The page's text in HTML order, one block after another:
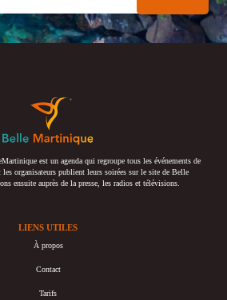
est un agenda qui regroupe tous les événements de
les organisateurs publient leurs soirées sur le site de Belle
ensuite auprès de la presse, les radios et télévisions.
LIENS UTILES
À propos
Contact
Tarifs